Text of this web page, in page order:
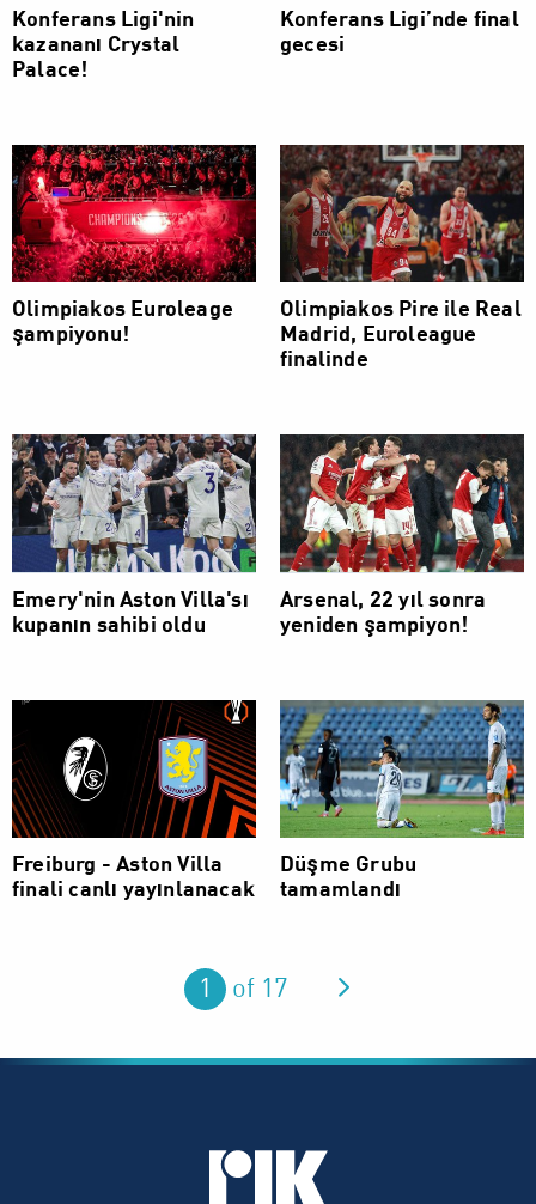
Konferans Ligi'nin
kazananı Crystal
Palace!
Konferans Ligi’nde final
gecesi
Olimpiakos Euroleage
şampiyonu!
Olimpiakos Pire ile Real
Madrid, Euroleague
finalinde
Emery'nin Aston Villa'sı
kupanın sahibi oldu
Arsenal, 22 yıl sonra
yeniden şampiyon!
Freiburg - Aston Villa
finali canlı yayınlanacak
Düşme Grubu
tamamlandı
You are on page
1 of 17 Next page